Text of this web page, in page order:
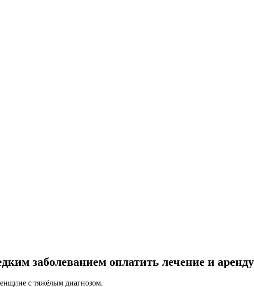
заболеванием оплатить лечение и аренду
с тяжёлым диагнозом.